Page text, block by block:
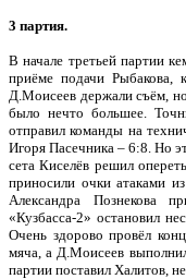
3 партия.
В начале третьей партии
приёме подачи
Д.Моисеев держали съём, но
было нечто большее.
отправил команды на
Игоря Пасечника – 6:8. Но
сета Киселёв решил
приносили очки атаками
Александра Познекова
«Кузбасса-2» остановил
Очень здорово провёл
мяча, а Д.Моисеев
партии поставил Халитов,